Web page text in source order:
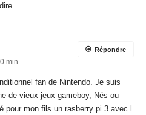
min
fan de Nintendo. Je suis
de vieux jeux gameboy, Nés ou
pour mon fils un rasberry pi 3 avec l
Répondre